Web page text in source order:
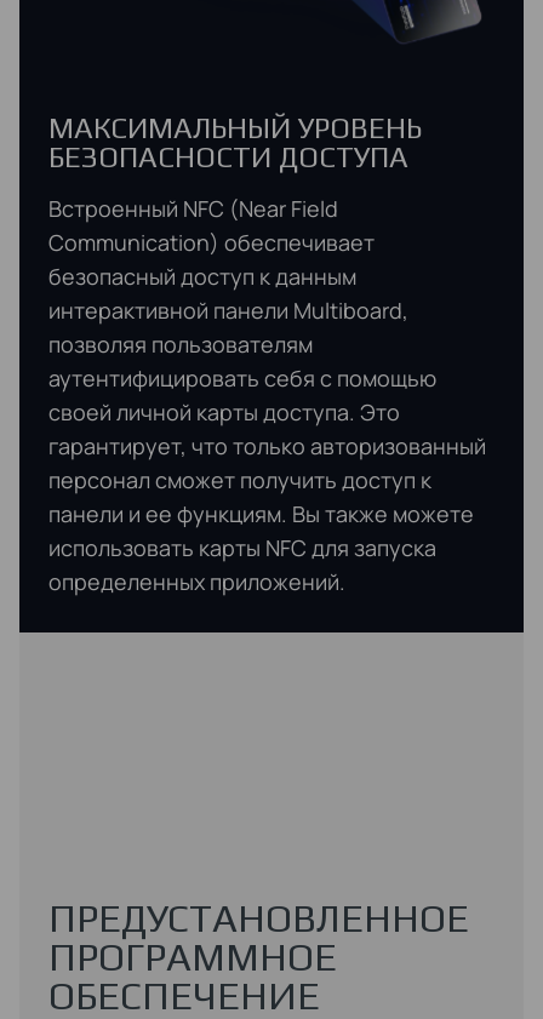
МАКСИМАЛЬНЫЙ УРОВЕНЬ
БЕЗОПАСНОСТИ ДОСТУПА
Встроенный NFC (Near Field
Communication) обеспечивает
безопасный доступ к данным
интерактивной панели Multiboard,
позволяя пользователям
аутентифицировать себя с помощью
своей личной карты доступа. Это
гарантирует, что только авторизованный
персонал сможет получить доступ к
панели и ее функциям. Вы также можете
использовать карты NFC для запуска
определенных приложений.
ПРЕДУСТАНОВЛЕННОЕ
ПРОГРАММНОЕ
ОБЕСПЕЧЕНИЕ